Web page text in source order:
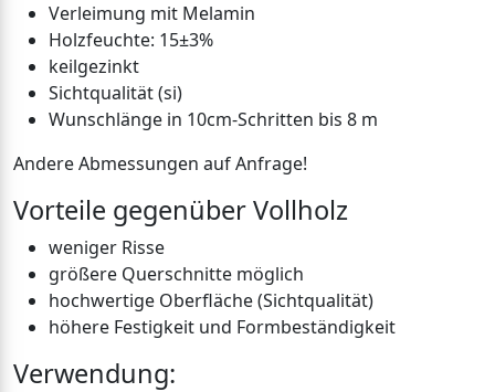
Verleimung mit Melamin
Holzfeuchte: 15±3%
keilgezinkt
Sichtqualität (si)
Wunschlänge in 10cm-Schritten bis 8 m
Andere Abmessungen auf Anfrage!
Vorteile gegenüber Vollholz
weniger Risse
größere Querschnitte möglich
hochwertige Oberfläche (Sichtqualität)
höhere Festigkeit und Formbeständigkeit
Verwendung: